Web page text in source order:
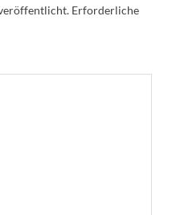
Erforderliche